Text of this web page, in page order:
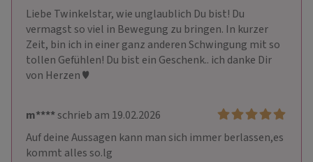
Liebe Twinkelstar, wie unglaublich Du bist! Du
vermagst so viel in Bewegung zu bringen. In kurzer
Zeit, bin ich in einer ganz anderen Schwingung mit so
tollen Gefühlen! Du bist ein Geschenk.. ich danke Dir
von Herzen ♥️
m****schrieb am 19.02.2026
Auf deine Aussagen kann man sich immer berlassen,es
kommt alles so.lg